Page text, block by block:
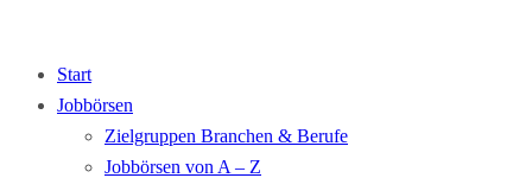
Start
Jobbörsen
Zielgruppen Branchen & Berufe
Jobbörsen von A – Z